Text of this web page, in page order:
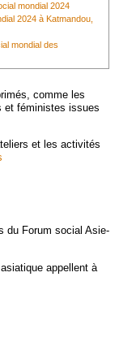
mondial 2024
2024 à Katmandou,
mondial des
comme les
et féministes issues
et les activités
du Forum social Asie-
appellent à